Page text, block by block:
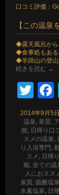
口コミ評価：
【この温泉
◆露天風呂から
◆食事処もある
◆羊蹄山の登山
続きを読む →
2014年9月5日
温泉, 泉質,
能, 日帰り口
スメの温泉,
り入浴専門 ,
スメ , 日帰
能, 全ての温
人におスス
泉質, 硫酸塩泉
水素塩泉, 日